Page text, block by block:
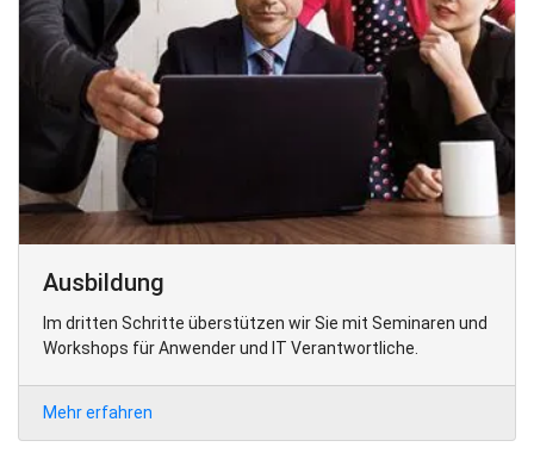
Ausbildung
Im dritten Schritte überstützen wir Sie mit Seminaren und
Workshops für Anwender und IT Verantwortliche.
Mehr erfahren